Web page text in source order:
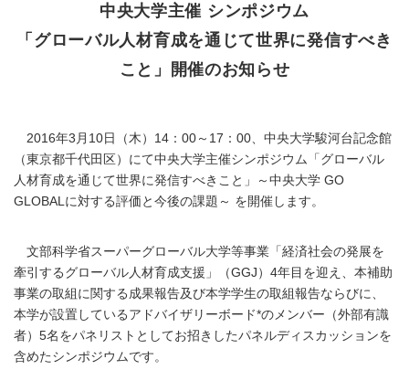
中央大学主催 シンポジウム
「グローバル人材育成を通じて世界に発信すべき
こと」開催のお知らせ
2016年3月10日（木）14：00～17：00、中央大学駿河台記念館
（東京都千代田区）にて中央大学主催シンポジウム「グローバル
人材育成を通じて世界に発信すべきこと」～中央大学 GO
GLOBALに対する評価と今後の課題～ を開催します。
文部科学省スーパーグローバル大学等事業「経済社会の発展を
牽引するグローバル人材育成支援」（GGJ）4年目を迎え、本補助
事業の取組に関する成果報告及び本学学生の取組報告ならびに、
本学が設置しているアドバイザリーボード*のメンバー（外部有識
者）5名をパネリストとしてお招きしたパネルディスカッションを
含めたシンポジウムです。